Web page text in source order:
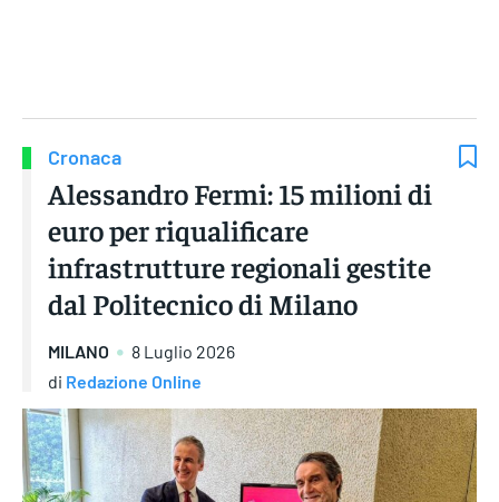
Cronaca
Alessandro Fermi: 15 milioni di
euro per riqualificare
infrastrutture regionali gestite
dal Politecnico di Milano
MILANO
8 Luglio 2026
di Redazione Online